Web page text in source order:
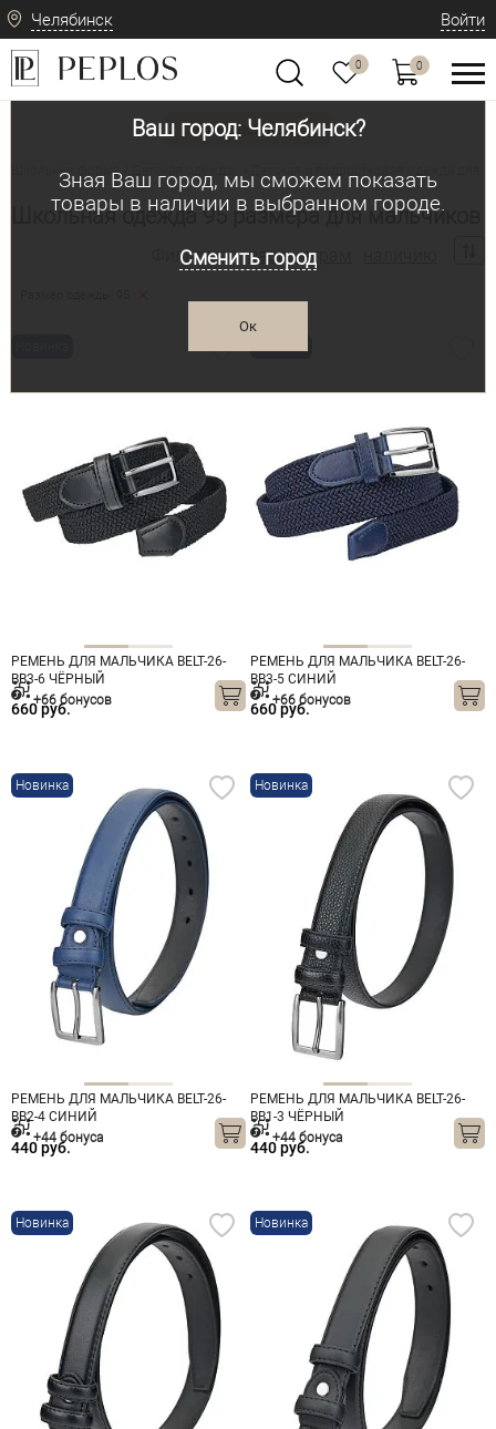
Челябинск
Ваш город: Челябинск?
Зная Ваш город, мы сможем показать
товары в наличии в выбранном городе.
Сменить город
Ок
Войти
0 0
Вид одежды
Школьная форма / Детская одежда
Школьная одежда 95 размера для мальчиков
Фильтр по: параметрам
РЕМЕНЬ ДЛЯ МАЛЬЧИКА BELT-26-
BB3-6 ЧЁРНЫЙ
660 руб.
+66 бонусов
РЕМЕНЬ ДЛЯ МАЛЬЧИКА BELT-26-
BB3-5 СИНИЙ
660 руб.
+66 бонусов
Новинка
РЕМЕНЬ ДЛЯ МАЛЬЧИКА BELT-26-
BB2-4 СИНИЙ
440 руб.
+44 бонуса
Новинка
РЕМЕНЬ ДЛЯ МАЛЬЧИКА BELT-26-
BB1-3 ЧЁРНЫЙ
440 руб.
+44 бонуса
Новинка Новинка